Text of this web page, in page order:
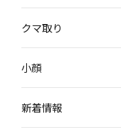
クマ取り
小顔
新着情報